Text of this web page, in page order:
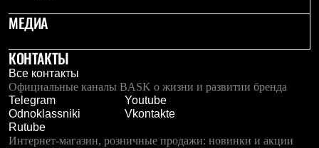
МЕДИА
КОНТАКТЫ
Все контакты
Официальные каналы BASK о жизни и развитии бренда
Telegram
Youtube
Odnoklassniki
Vkontakte
Rutube
Интернет-магазин, розничные продажи: новинки и акции